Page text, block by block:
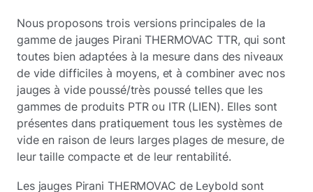
Nous proposons trois versions principales de la
gamme de jauges Pirani THERMOVAC TTR, qui sont
toutes bien adaptées à la mesure dans des niveaux
de vide difficiles à moyens, et à combiner avec nos
jauges à vide poussé/très poussé telles que les
gammes de produits PTR ou ITR (LIEN). Elles sont
présentes dans pratiquement tous les systèmes de
vide en raison de leurs larges plages de mesure, de
leur taille compacte et de leur rentabilité.
Les jauges Pirani THERMOVAC de Leybold sont